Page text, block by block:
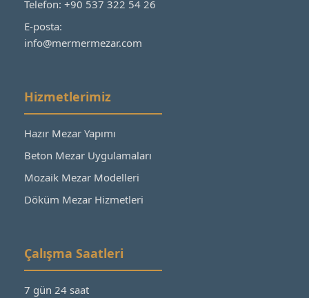
Telefon: +90 537 322 54 26
E-posta:
info@mermermezar.com
Hizmetlerimiz
Hazır Mezar Yapımı
Beton Mezar Uygulamaları
Mozaik Mezar Modelleri
Döküm Mezar Hizmetleri
Çalışma Saatleri
7 gün 24 saat